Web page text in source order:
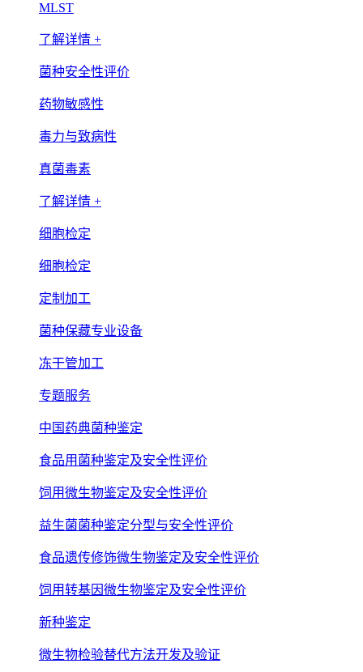
MLST
了解详情 +
菌种安全性评价
药物敏感性
毒力与致病性
真菌毒素
了解详情 +
细胞检定
细胞检定
定制加工
菌种保藏专业设备
冻干管加工
专题服务
中国药典菌种鉴定
食品用菌种鉴定及安全性评价
饲用微生物鉴定及安全性评价
益生菌菌种鉴定分型与安全性评价
食品遗传修饰微生物鉴定及安全性评价
饲用转基因微生物鉴定及安全性评价
新种鉴定
微生物检验替代方法开发及验证